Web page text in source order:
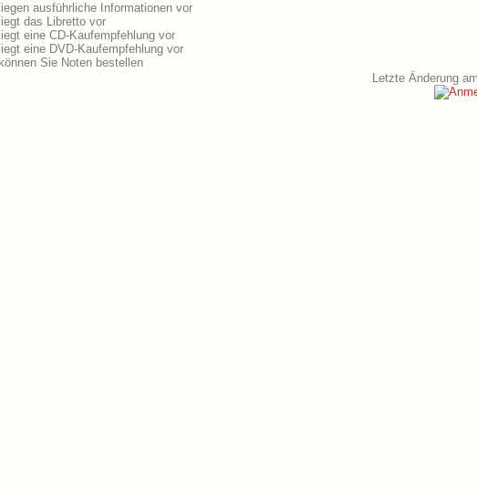
ausführliche Informationen vor
das Libretto vor
eine CD-Kaufempfehlung vor
eine DVD-Kaufempfehlung vor
Sie Noten bestellen
Letzte Änderung